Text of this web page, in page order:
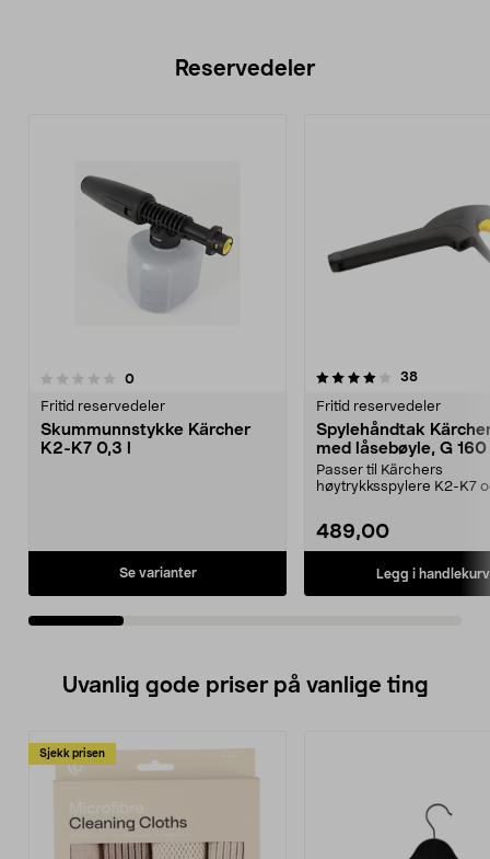
Reservedeler
0anmeldelser
Fritid reservedeler
Skummunnstykke Kärcher
K2-K7 0,3 l
Se varianter
4.0av 5 stjerner 38
Fritid reservedeler
Spylehåndtak
med låsebøyle, G 160
Passer til Kärchers
høytrykksspylere K2-K7
489,00
Legg i handlekurv
5.0av 5 stjerner
Uvanlig gode priser på vanlige ting
Sjekk prisen